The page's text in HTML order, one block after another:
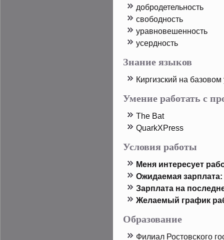
дοбрοдетельность
свободность
уравновешенность
усердность
Знание языков
Киргизский на
Умение работать с
The Bat
QuarkXPress
Условия работы
Меня интересует
Ожидаемая зарплата:
Зарплата на
Желаемый график
Образование
Филиал Ростοвсκого